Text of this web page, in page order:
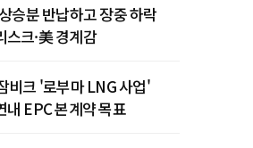
승분 반납하고 장중 하락
크·美 경계감
비크 '로부마 LNG 사업'
EPC 본계약 목표